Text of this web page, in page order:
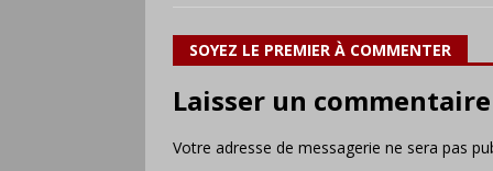
SOYEZ LE PREMIER À COMMENTER
Laisser un commentaire
Votre adresse de messagerie ne sera pas